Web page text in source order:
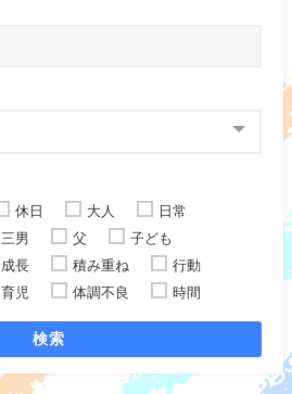
休日 大人
日常
三男 父
子ども
成長 積み重ね
行動
育児 体調不良 時間
検索